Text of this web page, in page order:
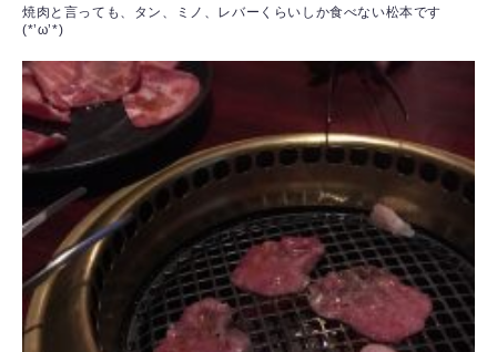
焼肉と言っても、タン、ミノ、レバーくらいしか食べない松本です
(*’ω’*)